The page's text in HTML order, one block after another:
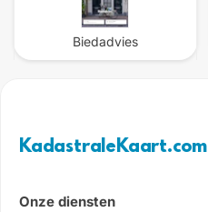
Biedadvies
KadastraleKaart.com
Onze diensten